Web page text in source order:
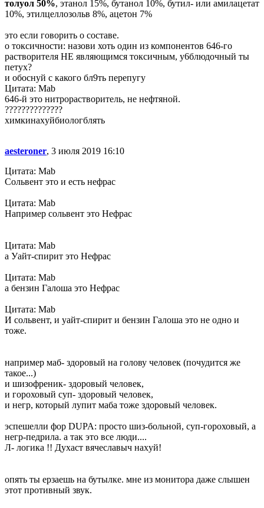
толуол 50%, этанол 15%, бутанол 10%, бутил- или амилацетат
10%, этилцеллозольв 8%, ацетон 7%
это если говорить о составе.
о токсичности: назови хоть один из компонентов 646-го
растворителя НЕ являющимся токсичным, у6блюдочный ты
петух?
и обоснуй с какого бл9ть перепугу
Цитата: Mab
646-й это нитрорастворитель, не нефтяной.
??????????????
химкинаxуйбиологблять
aesteroner, 3 июля 2019 16:10
Цитата: Mab
Сольвент это и есть нефрас
Цитата: Mab
Например сольвент это Нефрас
Цитата: Mab
а Уайт-спирит это Нефрас
Цитата: Mab
а бензин Галоша это Нефрас
Цитата: Mab
И сольвент, и уайт-спирит и бензин Галоша это не одно и
тоже.
например маб- здоровый на голову человек (почудится же
такое...)
и шизофреник- здоровый человек,
и гороховый суп- здоровый человек,
и негр, который лупит маба тоже здоровый человек.
эспешелли фор DUPA: просто шиз-больной, суп-гороховый, а
негр-педрила. а так это все люди....
Л- логика !! Духаст вячеславыч наxyй!
опять ты ерзаешь на бутылке. мне из монитора даже слышен
этот противный звук.